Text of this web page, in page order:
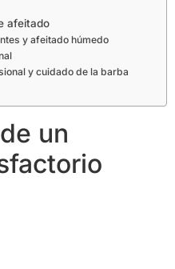
afeitado
y afeitado húmedo
y cuidado de la barba
un